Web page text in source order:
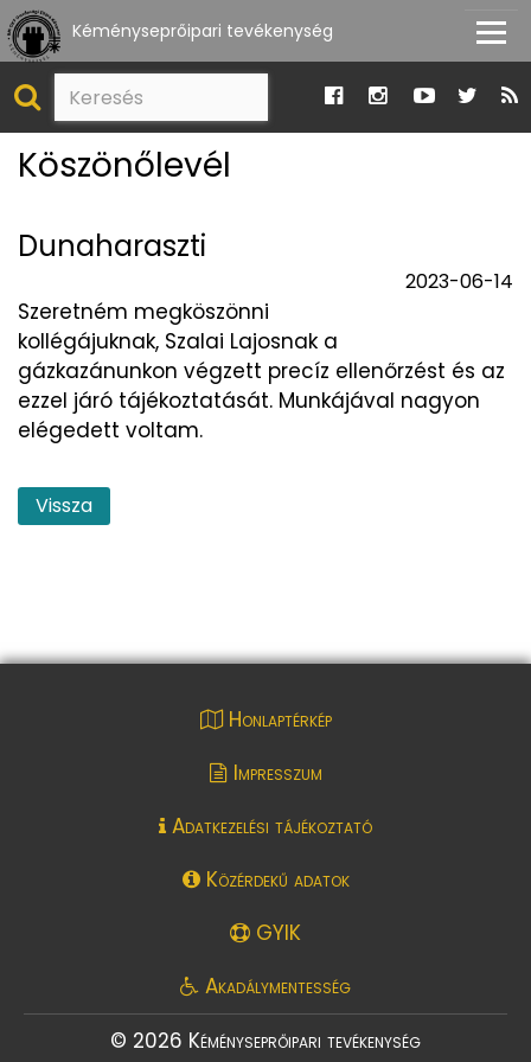
Kéményseprőipari tevékenység
Köszönőlevél
Dunaharaszti
2023-06-14
Szeretném megköszönni
kollégájuknak, Szalai Lajosnak a
gázkazánunkon végzett precíz ellenőrzést és az
ezzel járó tájékoztatását. Munkájával nagyon
elégedett voltam.
Vissza
Honlaptérkép
Impresszum
Adatkezelési tájékoztató
Közérdekű adatok
GYIK
Akadálymentesség
© 2026 Kéményseprőipari tevékenység